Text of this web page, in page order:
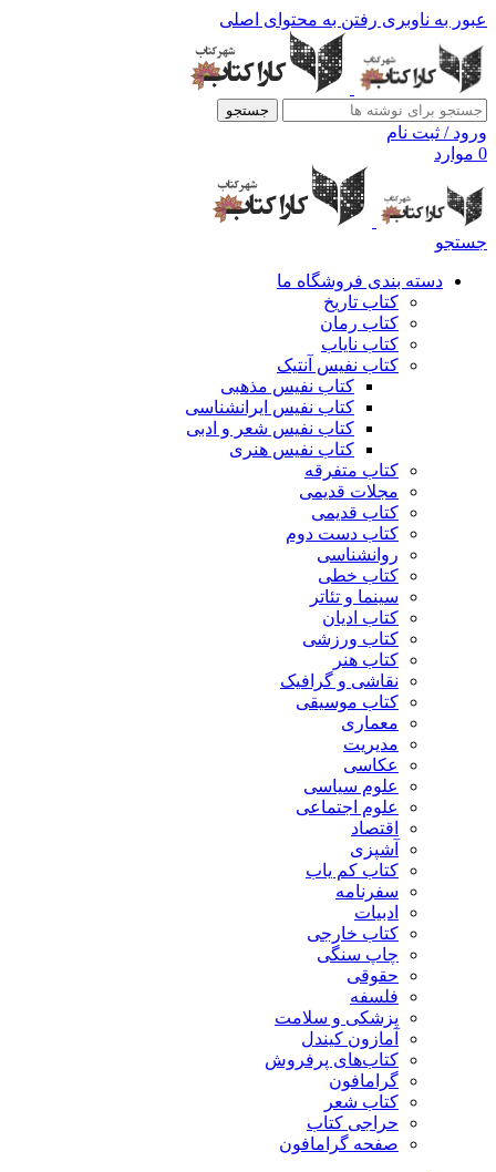
عبور به ناوبری رفتن به محتوای اصلی
جستجو
ورود / ثبت نام
0 موارد
جستجو
دسته بندی فروشگاه ما
کتاب تاریخ
کتاب رمان
کتاب نایاب
کتاب نفیس آنتیک
کتاب نفیس مذهبی
کتاب نفیس ایرانشناسی
کتاب نفیس شعر و ادبی
کتاب نفیس هنری
کتاب متفرقه
مجلات قدیمی
کتاب قدیمی
کتاب دست دوم
روانشناسی
کتاب خطی
سینما و تئاتر
کتاب ادیان
کتاب ورزشی
کتاب هنر
نقاشی و گرافیک
کتاب موسیقی
معماری
مدیریت
عکاسی
علوم سیاسی
علوم اجتماعی
اقتصاد
آشپزی
کتاب کم یاب
سفرنامه
ادبیات
کتاب خارجی
چاپ سنگی
حقوقی
فلسفه
پزشکی و سلامت
آمازون کیندل
کتاب‌های پرفروش
گرامافون
کتاب شعر
حراجی کتاب
صفحه گرامافون